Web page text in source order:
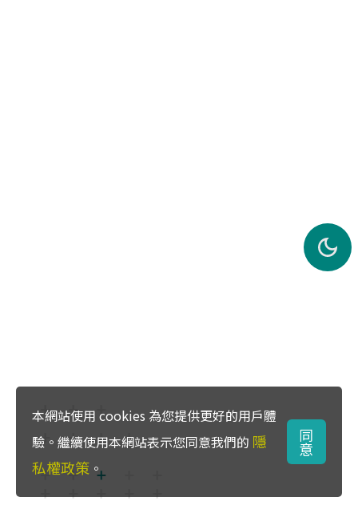
本網站使用 cookies 為您提供更好的用戶體
驗。繼續使用本網站表示您同意我們的 隱
私權政策 。
同
意